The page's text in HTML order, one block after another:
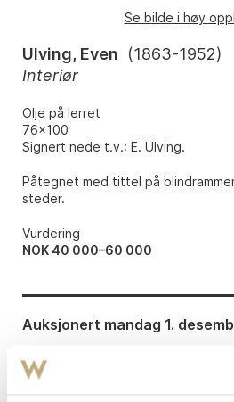
Se bilde i høy
Ulving, Even (1863-1952)
Interiør
Olje på lerret
76x100
Signert nede t.v.: E. Ulving.
Påtegnet med tittel på
steder.
Vurdering
NOK 40 000–60 000
Auksjonert mandag 1.